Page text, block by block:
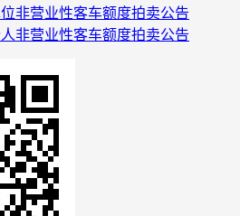
非营业性客车额度拍卖公告
非营业性客车额度拍卖公告